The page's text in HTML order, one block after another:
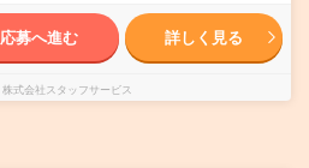
応募へ進む 詳しく見る
株式会社スタッフサービス